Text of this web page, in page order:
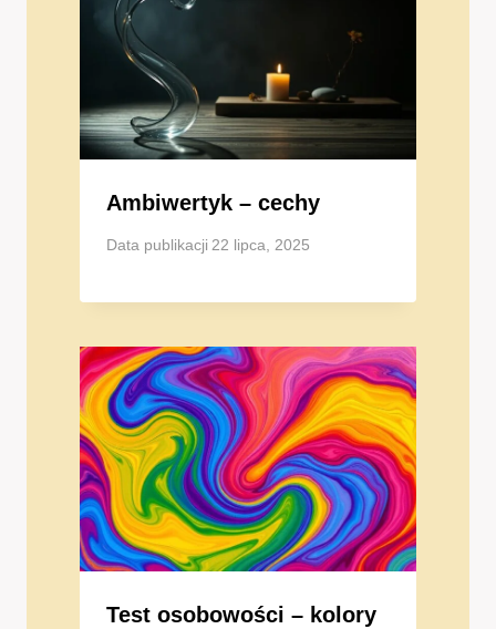
Ambiwertyk – cechy
Data publikacji 22 lipca, 2025
Test osobowości – kolory